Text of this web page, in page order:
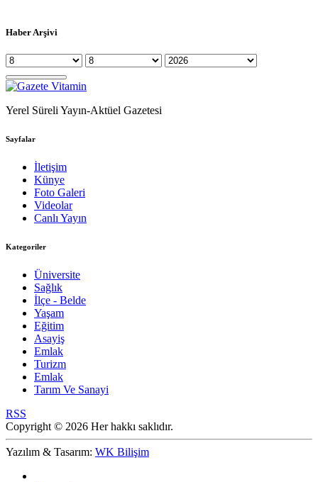
Haber Arşivi
Yerel Süreli Yayın-Aktüel Gazetesi
Sayfalar
İletişim
Künye
Foto Galeri
Videolar
Canlı Yayın
Kategoriler
Üniversite
Sağlık
İlçe - Belde
Yaşam
Eğitim
Asayiş
Emlak
Turizm
Emlak
Tarım Ve Sanayi
RSS
Copyright © 2026 Her hakkı saklıdır.
Yazılım & Tasarım: WK Bilişim